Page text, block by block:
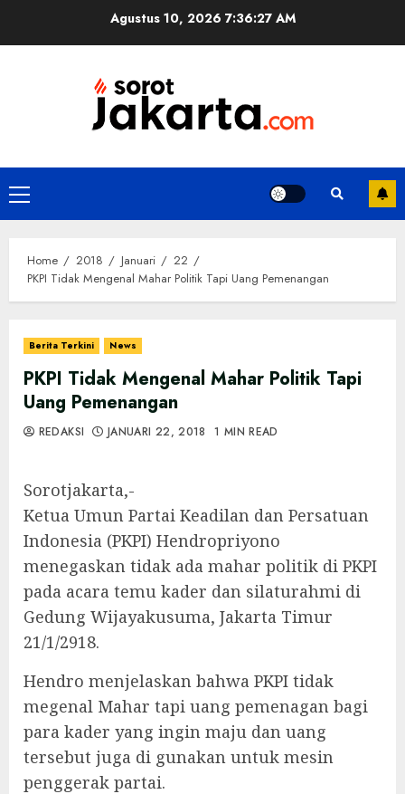
Agustus 10, 2026 7:36:27 AM
Primary
Menu
Home 2018 Januari
22
PKPI Tidak Mengenal Mahar Politik Tapi Uang Pemenangan
Berita Terkini News
PKPI Tidak Mengenal Mahar Politik Tapi
Uang Pemenangan
REDAKSI JANUARI 22, 2018 1 MIN READ
Sorotjakarta,-
Ketua Umun Partai Keadilan dan Persatuan
Indonesia (PKPI) Hendropriyono
menegaskan tidak ada mahar politik di PKPI
pada acara temu kader dan silaturahmi di
Gedung Wijayakusuma, Jakarta Timur
21/1/2918.
Hendro menjelaskan bahwa PKPI tidak
megenal Mahar tapi uang pemenagan bagi
para kader yang ingin maju dan uang
tersebut juga di gunakan untuk mesin
penggerak partai.